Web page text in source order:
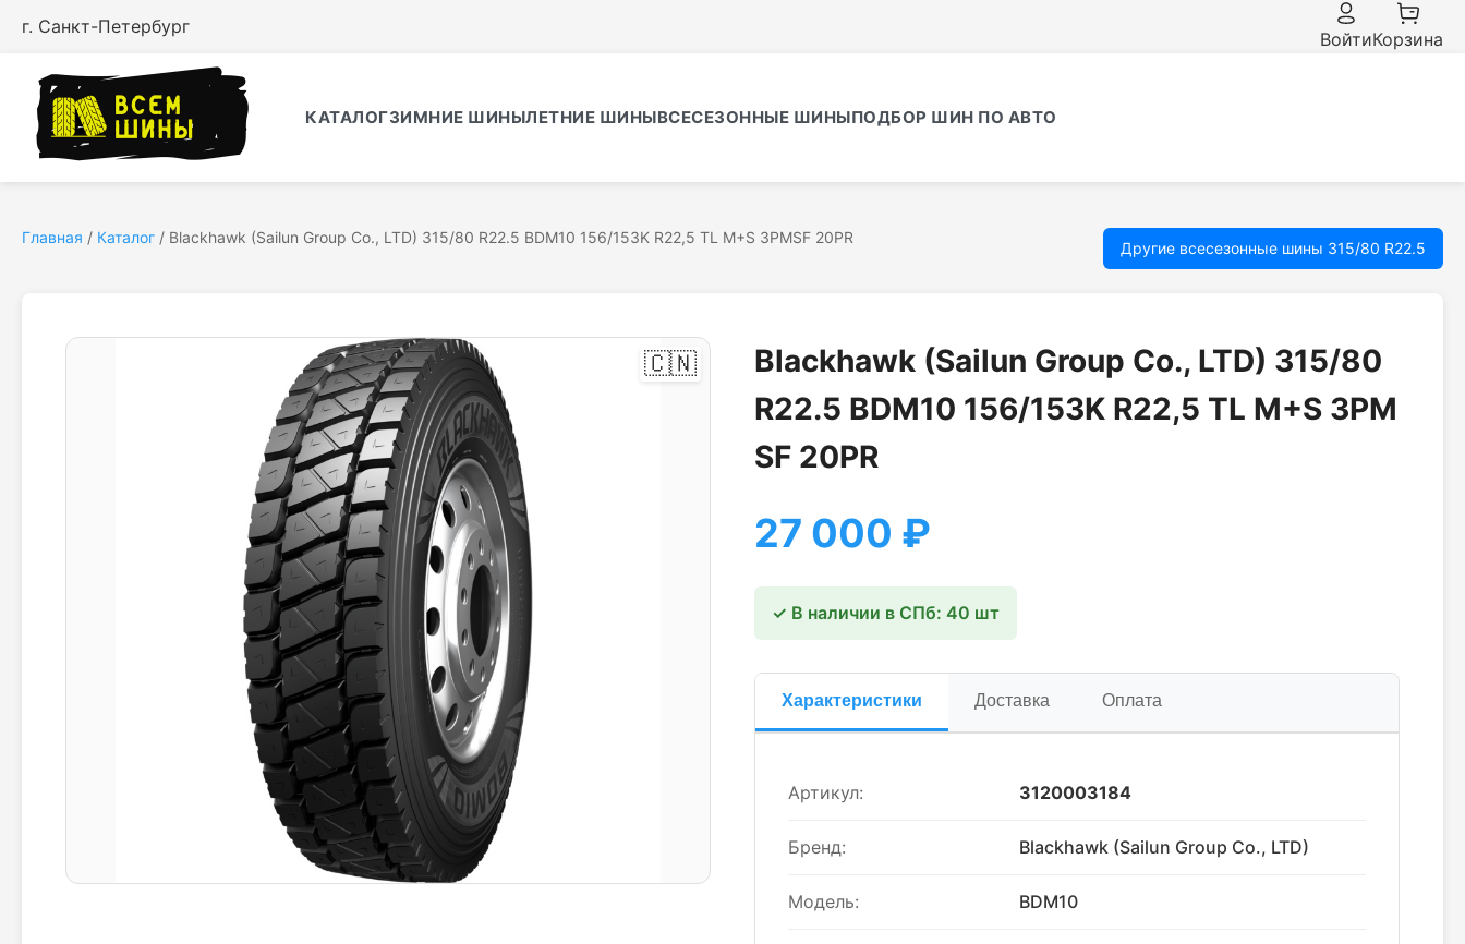
г. Санкт-Петербург
ВойтиКорзина
КАТАЛОГЗИМНИЕ ШИНЫЛЕТНИЕ ШИНЫВСЕСЕЗОННЫЕ ШИНЫПОДБОР ШИН ПО АВТО
Главная / Каталог / Blackhawk (Sailun Group Co., LTD) 315/80 R22.5 BDM10 156/153K R22,5 TL M+S 3PMSF 20PR
Другие всесезонные шины 315/80 R22.5
🇨🇳
Blackhawk (Sailun Group Co., LTD) 315/80
R22.5 BDM10 156/153K R22,5 TL M+S 3PM
SF 20PR
27 000 ₽
✓ В наличии в СПб: 40 шт
Характеристики Доставка Оплата
Артикул: 3120003184
Бренд: Blackhawk (Sailun Group Co., LTD)
Модель: BDM10